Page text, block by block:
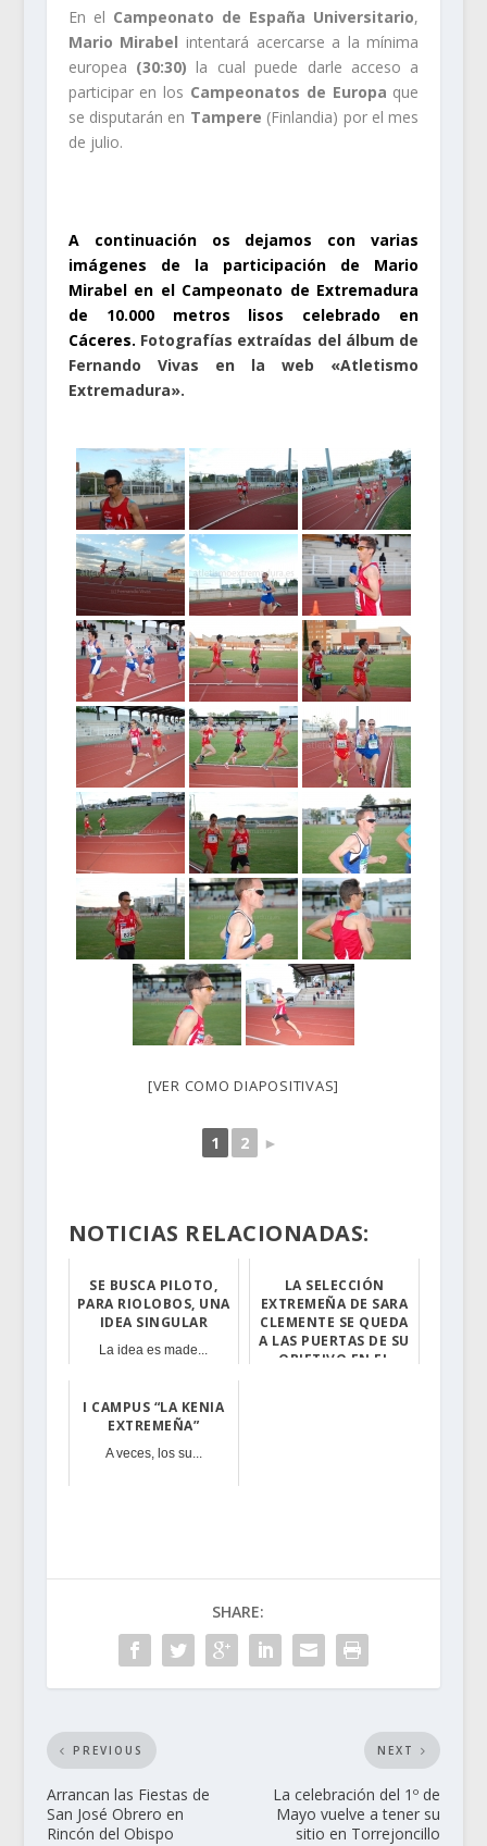
En el Campeonato de España Universitario,
Mario Mirabel intentará acercarse a la mínima
europea (30:30) la cual puede darle acceso a
participar en los Campeonatos de Europa que
se disputarán en Tampere (Finlandia) por el mes
de julio.
A continuación os dejamos con varias
imágenes de la participación de Mario
Mirabel en el Campeonato de Extremadura
de 10.000 metros lisos celebrado en
Cáceres. Fotografías extraídas del álbum de
Fernando Vivas en la web «Atletismo
Extremadura».
[VER COMO DIAPOSITIVAS]
1 2 ►
NOTICIAS RELACIONADAS:
SE BUSCA PILOTO,
PARA RIOLOBOS, UNA
IDEA SINGULAR
La idea es made...
LA SELECCIÓN
EXTREMEÑA DE SARA
CLEMENTE SE QUEDA
A LAS PUERTAS DE SU
OBJETIVO EN EL
I CAMPUS “LA KENIA
EXTREMEÑA”
A veces, los su...
SHARE:
PREVIOUS
Arrancan las Fiestas de
San José Obrero en
Rincón del Obispo
NEXT
La celebración del 1º de
Mayo vuelve a tener su
sitio en Torrejoncillo